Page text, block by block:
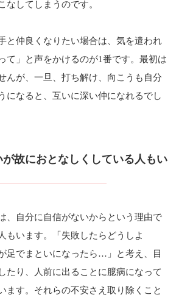
なしてしまうのです。
と仲良くなりたい場合は、気を遣われ
て」と声をかけるのが1番です。最初は
んが、一旦、打ち解け、向こうも自分
になると、互いに深い仲になれるでし
故におとなしくしている人もい
、自分に自信がないからという理由で
もいます。「失敗したらどうしよ
足でまといになったら…」と考え、目
たり、人前に出ることに臆病になって
ます。それらの不安さえ取り除くこと